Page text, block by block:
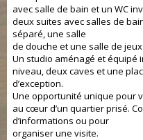
avec salle de bain et un WC
deux suites avec salles de
séparé, une salle
de douche et une salle de
Un studio aménagé et équipé
niveau, deux caves et une
d’exception.
Une opportunité unique pour
au cœur d’un quartier prisé.
d’informations ou pour
organiser une visite.